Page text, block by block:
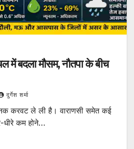
में बदला मौसम, नौतपा के बीच
दुर्गेश शर्मा
करवट ले ली है। वाराणसी समेत कई
धीरे कम होने…